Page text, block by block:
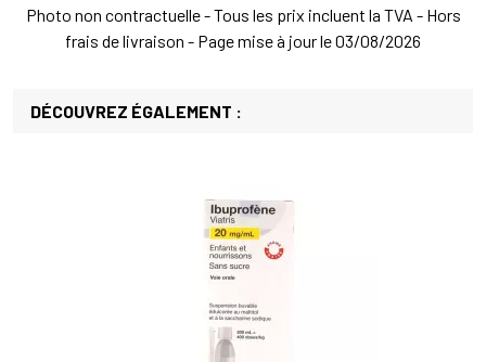
Photo non contractuelle - Tous les prix incluent la TVA - Hors
frais de livraison - Page mise à jour le 03/08/2026
DÉCOUVREZ ÉGALEMENT :